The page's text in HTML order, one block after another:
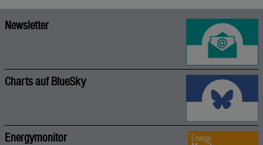
Newsletter
Charts auf BlueSky
Energymonitor